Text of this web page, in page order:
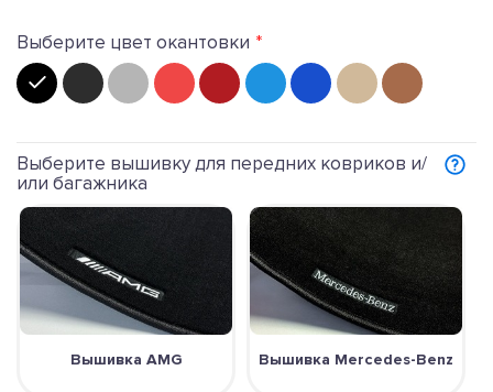
Выберите цвет окантовки
Выберите вышивку для передних ковриков и/
или багажника
Вышивка AMG Вышивка Mercedes-Benz